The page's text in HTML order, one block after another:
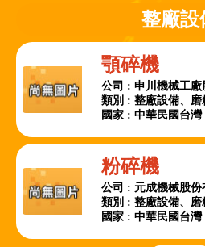
整廠設
顎碎機
公司 : 申川機械工廠
類別 : 整廠設備、磨
國家 : 中華民國台灣
粉碎機
公司 : 元成機械股份
類別 : 整廠設備、磨
國家 : 中華民國台灣